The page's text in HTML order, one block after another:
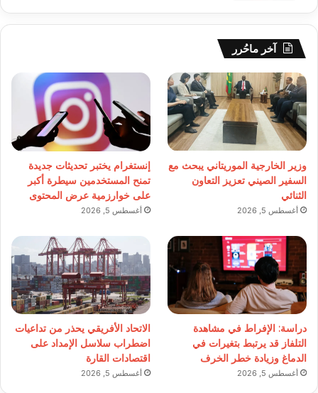
آخر ماحُرر
وزير الخارجية الموريتاني يبحث مع
السفير الصيني تعزيز التعاون
الثنائي
أغسطس 5, 2026
إنستغرام يختبر تحديثات جديدة
تمنح المستخدمين سيطرة أكبر
على خوارزمية عرض المحتوى
أغسطس 5, 2026
دراسة: الإفراط في مشاهدة
التلفاز قد يرتبط بتغيرات في
الدماغ وزيادة خطر الخرف
أغسطس 5, 2026
الاتحاد الأفريقي يحذر من تداعيات
اضطراب سلاسل الإمداد على
اقتصادات القارة
أغسطس 5, 2026